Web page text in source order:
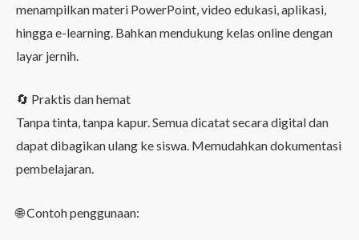
menampilkan materi PowerPoint, video edukasi, aplikasi,
hingga e-learning. Bahkan mendukung kelas online dengan
layar jernih.
🔄 Praktis dan hemat
Tanpa tinta, tanpa kapur. Semua dicatat secara digital dan
dapat dibagikan ulang ke siswa. Memudahkan dokumentasi
pembelajaran.
🌐 Contoh penggunaan: